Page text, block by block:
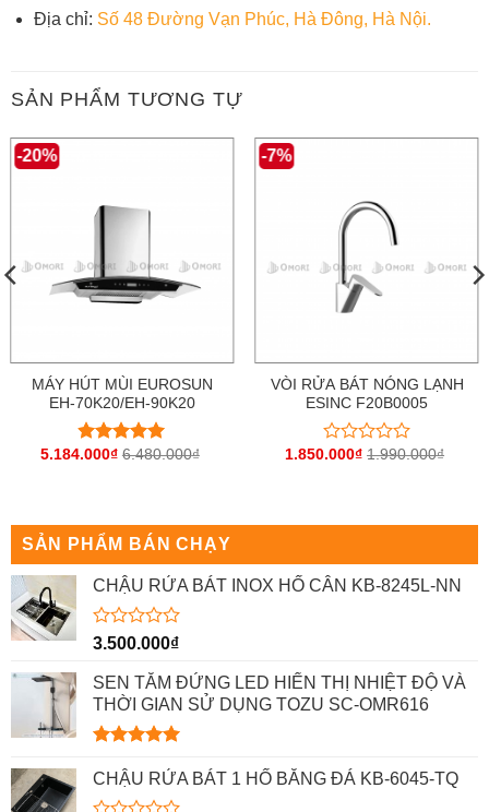
Địa chỉ: Số 48 Đường Vạn Phúc, Hà Đông, Hà Nội.
SẢN PHẨM TƯƠNG TỰ
-20%
MÁY HÚT MÙI EUROSUN
EH-70K20/EH-90K20
Được xếp
5.184.000₫ 6.480.000₫
-7%
VÒI RỬA BÁT NÓNG LẠNH
ESINC F20B0005
Được
5
1.850.000₫ 1.990.000₫
SẢN PHẨM BÁN CHẠY
CHẬU RỬA BÁT INOX HỐ CÂN KB-8245L-NN
Được
hạng
0
5
sao
3.500.000₫
SEN TẮM ĐỨNG LED HIỂN THỊ NHIỆT ĐỘ VÀ
THỜI GIAN SỬ DỤNG TOZU SC-OMR616
hạng 5.00
CHẬU RỬA BÁT 1 HỐ BẰNG ĐÁ KB-6045-TQ